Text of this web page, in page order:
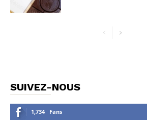
SUIVEZ-NOUS
1,734 Fans